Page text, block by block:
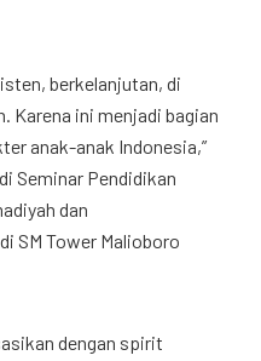
berkelanjutan, di
Karena ini menjadi bagian
anak-anak Indonesia,”
Seminar Pendidikan
dan
SM Tower Malioboro
dengan spirit